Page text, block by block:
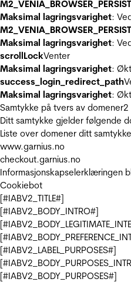
Maksimal lagringsvarighet:
Maksimal lagringsvarighet:
scrollLockVenter
Maksimal lagringsvarighet: Økt
success_login_redirect_path
Maksimal lagringsvarighet: Økt
Samtykke på tvers av domener2
Ditt samtykke gjelder følgende
Liste over domener ditt
www.garnius.no
checkout.garnius.no
Informasjonskapselerklæringen
Cookiebot
[#IABV2_TITLE#]
[#IABV2_BODY_INTRO#]
[#IABV2_LABEL_PURPOSES#]
[#IABV2_BODY_PURPOSES#]